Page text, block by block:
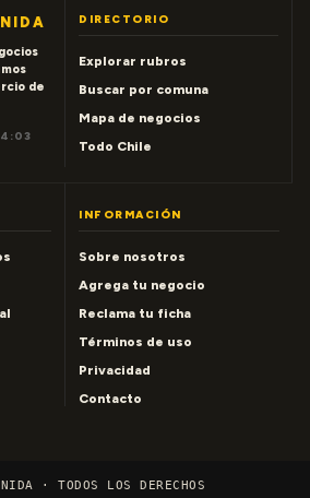
de
DIRECTORIO
Explorar rubros
Buscar por comuna
Mapa de negocios
Todo Chile
INFORMACIÓN
Sobre nosotros
Agrega tu negocio
Reclama tu ficha
Términos de uso
Privacidad
Contacto
· TODOS LOS DERECHOS